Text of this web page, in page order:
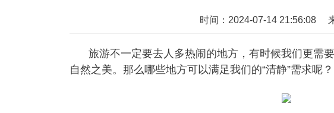
时间：2024-07-14 21:56:08
旅游不一定要去人多热闹的地方，有时候我们更需
自然之美。那么哪些地方可以满足我们的“清静”需求呢？